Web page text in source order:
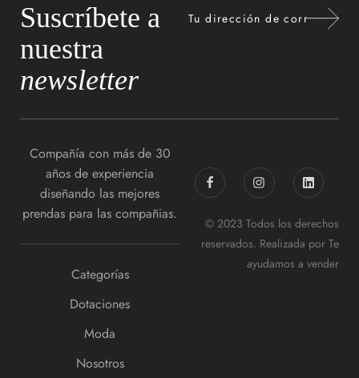
Suscríbete a
nuestra
newsletter
Compañía con más de 30
años de experiencia
diseñando las mejores
prendas para las compañias.
Categorías
Dotaciones
Moda
Nosotros
© 2023 Todos los derechos
reservados. Realizada por Te
ayudamos a vender